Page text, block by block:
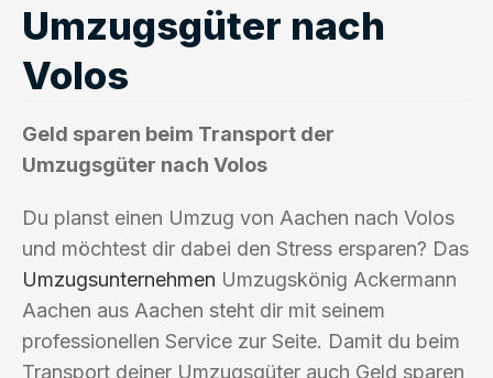
Umzugsgüter nach
Volos
Geld sparen beim Transport der
Umzugsgüter nach Volos
Du planst einen Umzug von Aachen nach Volos
und möchtest dir dabei den Stress ersparen? Das
Umzugsunternehmen Umzugskönig Ackermann
Aachen aus Aachen steht dir mit seinem
professionellen Service zur Seite. Damit du beim
Transport deiner Umzugsgüter auch Geld sparen